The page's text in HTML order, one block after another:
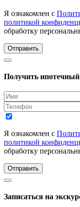
Я ознакомлен с
политикой
обработку
Отправить
Получить ипотечный
Я ознакомлен с
политикой
обработку
Отправить
Записаться на